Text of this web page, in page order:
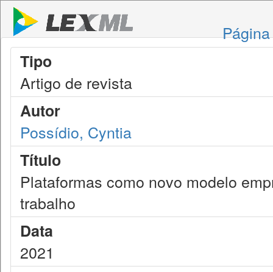
Tipo
Artigo de revista
Autor
Possídio, Cyntia
Título
Plataformas como novo modelo
trabalho
Data
2021